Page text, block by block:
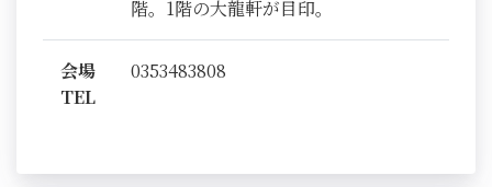
階。1階の大龍軒が目印。
会場
TEL
0353483808